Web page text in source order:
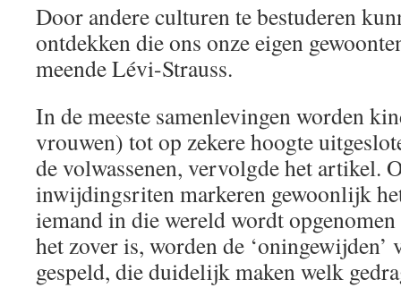
Door andere culturen te bestuderen
ontdekken die ons onze eigen
meende Lévi-Strauss.
In de meeste samenlevingen worden
vrouwen) tot op zekere hoogte
de volwassenen, vervolgde het artikel.
inwijdingsriten markeren gewoonlijk
iemand in die wereld wordt
het zover is, worden de ‘oningewijden’
gespeld, die duidelijk maken welk